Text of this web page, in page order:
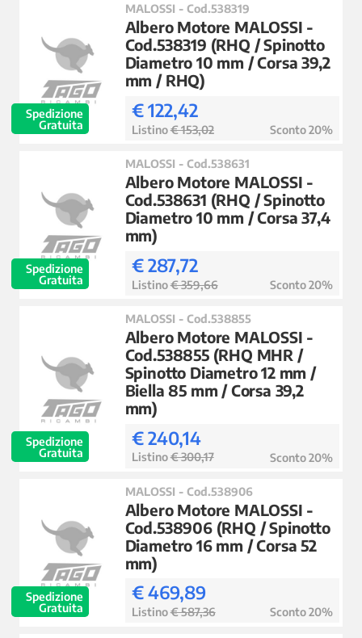
Spedizione
Gratuita
MALOSSI - Cod.538319
Albero Motore MALOSSI -
Cod.538319 (RHQ / Spinotto
Diametro 10 mm / Corsa 39,2
mm / RHQ)
€ 122,42
Listino€ 153,02 Sconto 20%
Spedizione
Gratuita
MALOSSI - Cod.538631
Albero Motore MALOSSI -
Cod.538631 (RHQ / Spinotto
Diametro 10 mm / Corsa 37,4
mm)
€ 287,72
Listino€ 359,66 Sconto 20%
Spedizione
Gratuita
MALOSSI - Cod.538855
Albero Motore MALOSSI -
Cod.538855 (RHQ MHR /
Spinotto Diametro 12 mm /
Biella 85 mm / Corsa 39,2
mm)
€ 240,14
Listino€ 300,17 Sconto 20%
Spedizione
Gratuita
MALOSSI - Cod.538906
Albero Motore MALOSSI -
Cod.538906 (RHQ / Spinotto
Diametro 16 mm / Corsa 52
mm)
€ 469,89
Listino€ 587,36 Sconto 20%